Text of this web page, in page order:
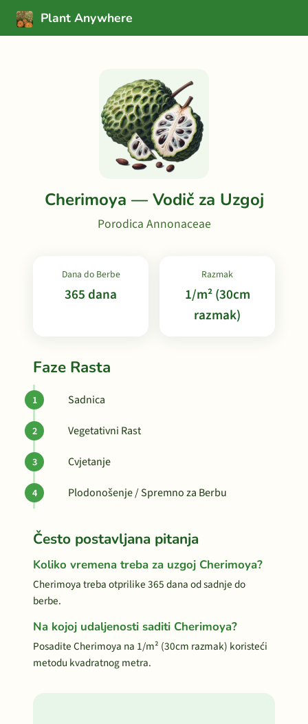
Plant Anywhere
Cherimoya — Vodič za Uzgoj
Porodica Annonaceae
Dana do Berbe
365 dana
Razmak
1/m² (30cm
razmak)
Faze Rasta
Sadnica
Vegetativni Rast
Cvjetanje
Plodonošenje / Spremno za Berbu
Često postavljana pitanja
Koliko vremena treba za uzgoj Cherimoya?
Cherimoya treba otprilike 365 dana od sadnje do
berbe.
Na kojoj udaljenosti saditi Cherimoya?
Posadite Cherimoya na 1/m² (30cm razmak) koristeći
metodu kvadratnog metra.